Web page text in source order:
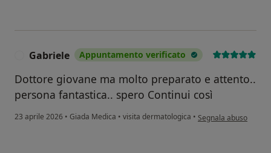
Gabriele Appuntamento verificato
Dottore giovane ma molto preparato e attento..
persona fantastica.. spero Continui così
23 aprile 2026 • Giada Medica • visita dermatologica • secondo l'opinione
Segnala abuso